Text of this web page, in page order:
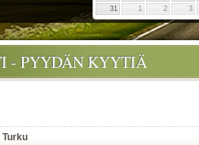
31
1 2 3
- PYYDÄN KYYTIÄ
Turku